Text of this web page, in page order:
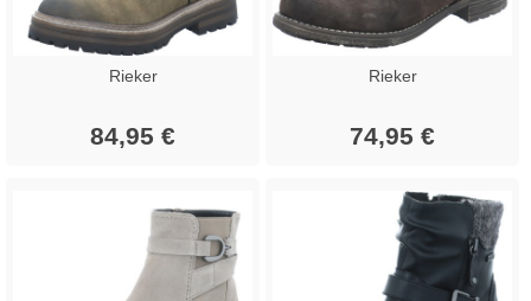
Rieker
84,95 €
Rieker
74,95 €